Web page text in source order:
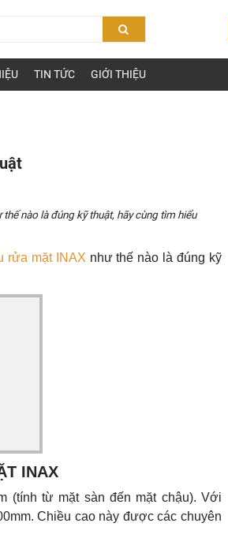
TIN TỨC GIỚI THIỆU
nào là đúng kỹ thuật, hãy cùng tìm hiểu
rửa mặt INAX như thế nào là đúng kỹ
INAX
(tính từ mặt sàn đến mặt chậu). Với
Chiều cao này được các chuyên